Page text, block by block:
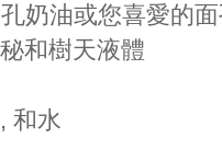
奶油或您喜愛的
和樹天液體
和水